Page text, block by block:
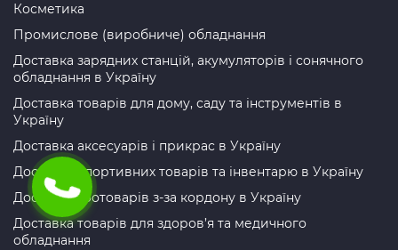
Косметика
Промислове (виробниче) обладнання
Доставка зарядних станцій, акумуляторів і сонячного
обладнання в Україну
Доставка товарів для дому, саду та інструментів в
Україну
Доставка аксесуарів і прикрас в Україну
Доставка спортивних товарів та інвентарю в Україну
Доставка зоотоварів з-за кордону в Україну
Доставка товарів для здоров’я та медичного
обладнання